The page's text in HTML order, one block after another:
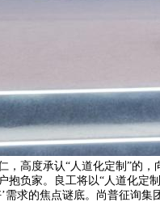
，高度承认“人道化定制”的，
抱负家。良工将以“人道化定
需求的焦点谜底。尚普征询集